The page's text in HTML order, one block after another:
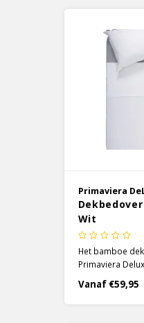
Primaviera
Wit
Het bamboe
Primaviera
comfort. Het
gemaakt van
Vanaf €59,95